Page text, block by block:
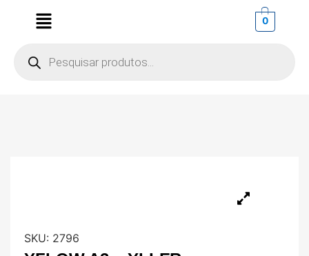
0
SKU: 2796